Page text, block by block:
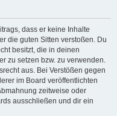
dass er keine Inhalte
die guten Sitten verstoßen. Du
besitzt, die in deinen
zu setzen bzw. zu verwenden.
aus. Bei Verstößen gegen
im Board veröffentlichten
zeitweise oder
ausschließen und dir ein